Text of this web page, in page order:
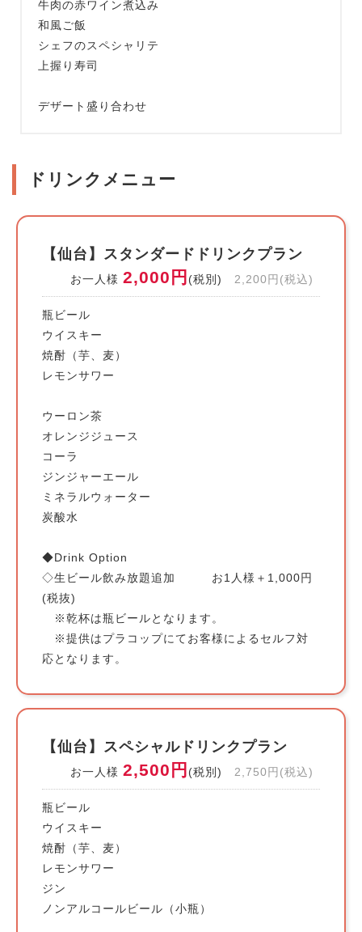
牛肉の赤ワイン煮込み
和風ご飯
シェフのスペシャリテ
上握り寿司
デザート盛り合わせ
ドリンクメニュー
【仙台】スタンダードドリンクプラン
お一人様 2,000円 (税別) 2,200円(税込)
瓶ビール
ウイスキー
焼酎（芋、麦）
レモンサワー
ウーロン茶
オレンジジュース
コーラ
ジンジャーエール
ミネラルウォーター
炭酸水
◆Drink Option
◇生ビール飲み放題追加 お1人様＋1,000円
(税抜)
※乾杯は瓶ビールとなります。
※提供はプラコップにてお客様によるセルフ対
応となります。
【仙台】スペシャルドリンクプラン
お一人様 2,500円 (税別) 2,750円(税込)
瓶ビール
ウイスキー
焼酎（芋、麦）
レモンサワー
ジン
ノンアルコールビール（小瓶）